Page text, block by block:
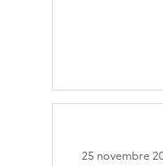
25 novembre